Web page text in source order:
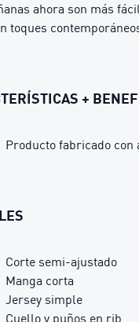
ahora son más
toques
+
Producto fabricado con
Corte semi-ajustado
Manga corta
Jersey simple
Cuello y puños en rib